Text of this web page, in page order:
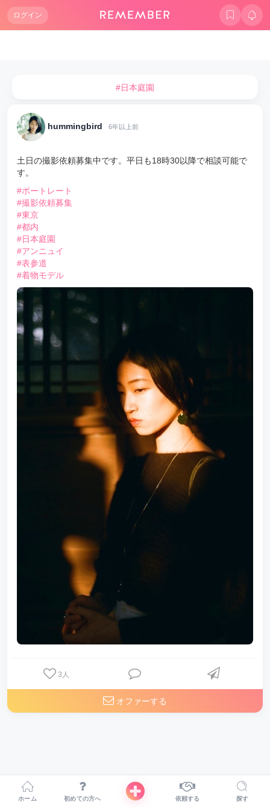
ログイン
#日本庭園
hummingbird 6年以上前
土日の撮影依頼募集中です。平日も18時30以降で相談可能で
す。
#ポートレート
#撮影依頼募集
#東京
#都内
#日本庭園
#アンニュイ
#表参道
#着物モデル
3 人
オファーする
ホーム 初めての方へ 依頼する 探す